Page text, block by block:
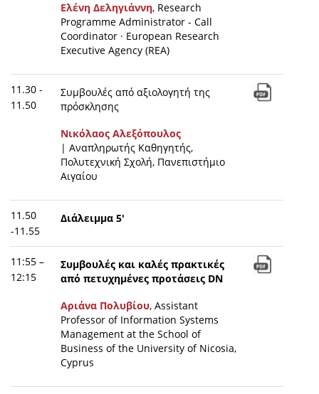
Ελένη Δεληγιάννη, Research
Programme Administrator - Call
Coordinator · European Research
Executive Agency (REA)
11.30 -
11.50
Συμβουλές από αξιολογητή της
πρόσκλησης
Νικόλαος Αλεξόπουλος
| Αναπληρωτής Καθηγητής,
Πολυτεχνική Σχολή, Πανεπιστήμιο
Αιγαίου
11.50
-11.55
Διάλειμμα 5'
11:55 –
12:15
Συμβουλές και καλές πρακτικές
από πετυχημένες προτάσεις DN
Αριάνα Πολυβίου, Assistant
Professor of Information Systems
Management at the School of
Business of the University of Nicosia,
Cyprus